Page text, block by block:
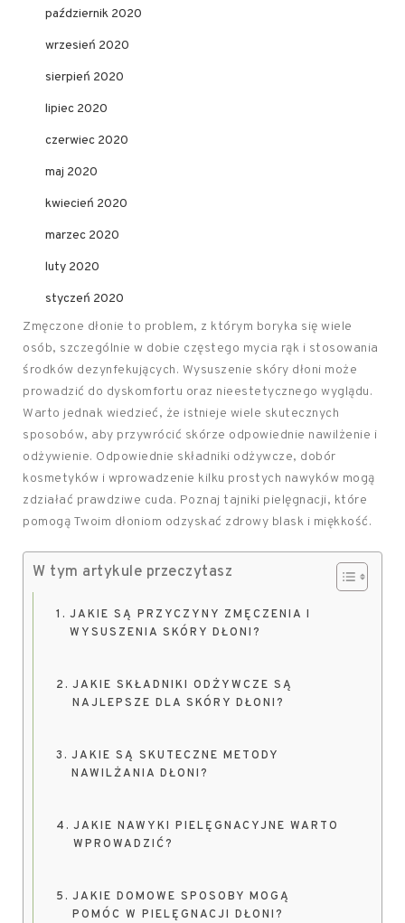
październik 2020
wrzesień 2020
sierpień 2020
lipiec 2020
czerwiec 2020
maj 2020
kwiecień 2020
marzec 2020
luty 2020
styczeń 2020
Zmęczone dłonie to problem, z którym boryka się wiele
osób, szczególnie w dobie częstego mycia rąk i stosowania
środków dezynfekujących. Wysuszenie skóry dłoni może
prowadzić do dyskomfortu oraz nieestetycznego wyglądu.
Warto jednak wiedzieć, że istnieje wiele skutecznych
sposobów, aby przywrócić skórze odpowiednie nawilżenie i
odżywienie. Odpowiednie składniki odżywcze, dobór
kosmetyków i wprowadzenie kilku prostych nawyków mogą
zdziałać prawdziwe cuda. Poznaj tajniki pielęgnacji, które
pomogą Twoim dłoniom odzyskać zdrowy blask i miękkość.
W tym artykule przeczytasz
JAKIE SĄ PRZYCZYNY ZMĘCZENIA I
WYSUSZENIA SKÓRY DŁONI?
JAKIE SKŁADNIKI ODŻYWCZE SĄ
NAJLEPSZE DLA SKÓRY DŁONI?
JAKIE SĄ SKUTECZNE METODY
NAWILŻANIA DŁONI?
JAKIE NAWYKI PIELĘGNACYJNE WARTO
WPROWADZIĆ?
JAKIE DOMOWE SPOSOBY MOGĄ
POMÓC W PIELĘGNACJI DŁONI?